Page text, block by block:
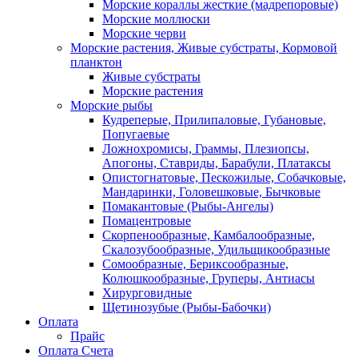
Морские кораллы жесткие (мадрепоровые)
Морские моллюски
Морские черви
Морские растения, Живые субстраты, Кормовой
планктон
Живые субстраты
Морские растения
Морские рыбы
Кудреперые, Прилипаловые, Губановые,
Попугаевые
Ложнохромисы, Граммы, Плезиопсы,
Апогоны, Ставриды, Барабули, Платаксы
Опистогнатовые, Пескожилые, Собачковые,
Мандаринки, Головешковые, Бычковые
Помакантовые (Рыбы-Ангелы)
Помацентровые
Скорпенообразные, Камбалообразные,
Скалозубообразные, Удильщикообразные
Сомообразные, Бериксообразные,
Колюшкообразные, Груперы, Антиасы
Хирурговидные
Щетинозубые (Рыбы-Бабочки)
Оплата
Прайс
Оплата Счета